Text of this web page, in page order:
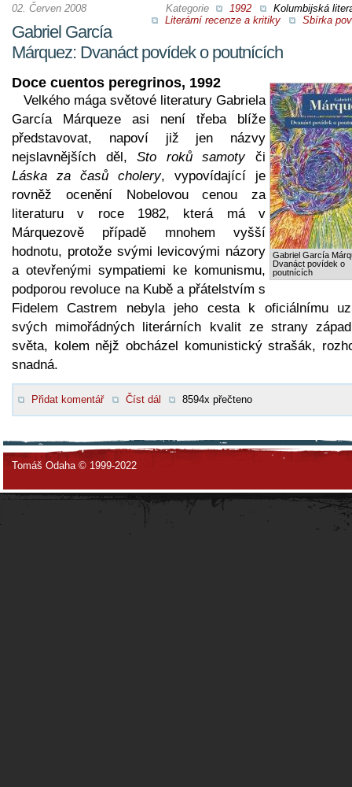
Kategorie 1992
Kolumbijská
Literární recenze a kritiky
Sbírka
02. Červen 2008
Gabriel García
Márquez: Dvanáct povídek o poutnících
Gabriel García
Dvanáct povídek o
poutnících
Doce cuentos peregrinos, 1992
Velkého mága světové literatury Gabriela
García Márqueze asi není třeba blíže
představovat, napoví již jen názvy
nejslavnějších děl,Sto roků samotyči
Láska za časů cholery, vypovídající je
rovněž ocenění Nobelovou cenou za
literaturu v roce 1982, která má v
Márquezově případě mnohem vyšší
hodnotu, protože svými levicovými názory
a otevřenými sympatiemi ke komunismu,
podporou revoluce na Kubě a přátelstvím s
Fidelem Castrem nebyla jeho cesta k oficiálnímu
svých mimořádných literárních kvalit ze strany
světa, kolem nějž obcházel komunistický strašák,
snadná.
Přidat komentář Číst dál 8594x přečteno
Tomáš Odaha © 1999-2022